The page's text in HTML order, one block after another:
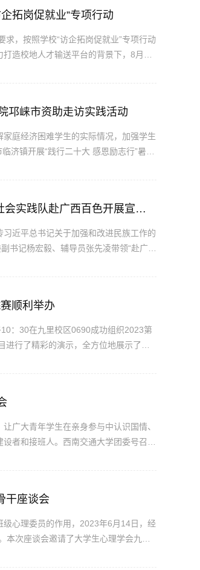
拓岗促就业”专项行动
，按照学校“访企拓岗促就业”专项行动
造校地人才输送平台的背景下，8月8
邛崃市资助走访实践活动
庭经济困难学生的实际情况，加强学生
济镇开展“践行二十大 感恩励志行”暑期
民族团结，籽籽同心——西南交通大学经济管理学院暑期“三下乡”社会实践队赴广西百色开展宣讲走访实践活动
近平总书记关于加强和改进民族工作的
书记杨宏毅、辅导员张先凌带领“赴广西
顺利举办
：30在九里校区0690成功组织2023第
行了精彩的演示，全方位地展示了他
广大青年学生在亲身参与中认识国情、
者和接班人。西南交通大学团委号召广
干座谈会
心理委员的作用，2023年6月14日，经
次座谈会邀请了大学生心理学会九里